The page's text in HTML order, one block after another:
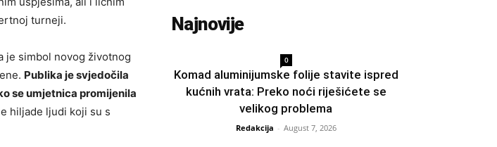
turneji.
je simbol novog životnog
Publika je svjedočila
se umjetnica promijenila
hiljade ljudi koji su s
Najnovije
0
Komad aluminijumske folije stavite ispred
kućnih vrata: Preko noći riješićete se
velikog problema
Redakcija - August 7, 2026